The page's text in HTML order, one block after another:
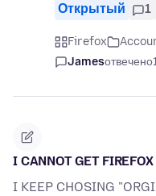
Открытый 1
Firefox
Jamesотвечено
I CANNOT GET
I KEEP CHOSING